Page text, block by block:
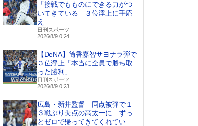
「接戦でもものにできる力がつ
いてきている」３位浮上に手応
え
日刊スポーツ
2026/8/9 0:24
【DeNA】筒香嘉智サヨナラ弾で
３位浮上「本当に全員で勝ち取
った勝利」
日刊スポーツ
2026/8/9 0:23
広島・新井監督 同点被弾で１
３戦ぶり失点の高太一に「ずっ
とゼロで帰ってきてくれてい